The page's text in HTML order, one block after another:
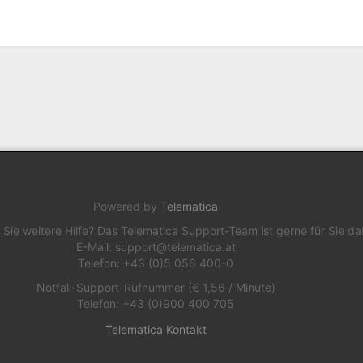
Powered by Telematica
Sie weitere Hilfe? Das Telematica Support-Team ist gerne für Sie
E-Mail: support@telematica.at
Telefon: +43 (0)5 056 400-0
Notfall-Support-Rufnummer (€ 1,56 / Minute)
Telefon: +43 (0)900 400 705
Telematica Kontakt